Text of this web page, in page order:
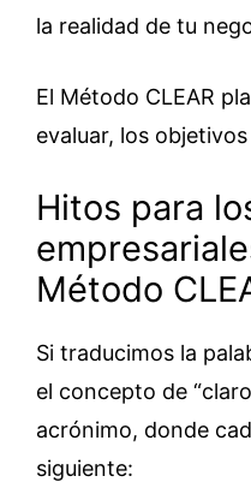
la realidad de tu
El Método CLEAR
evaluar, los
Hitos para
Método
Si traducimos la
el concepto de
acrónimo, donde
siguiente: